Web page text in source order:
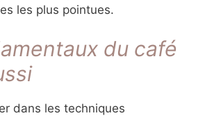
les plus pointues.
du café
dans les techniques